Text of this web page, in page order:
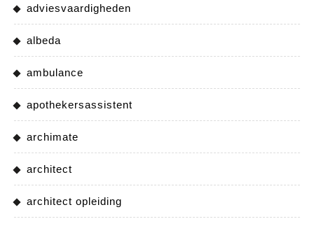
adviesvaardigheden
albeda
ambulance
apothekersassistent
archimate
architect
architect opleiding